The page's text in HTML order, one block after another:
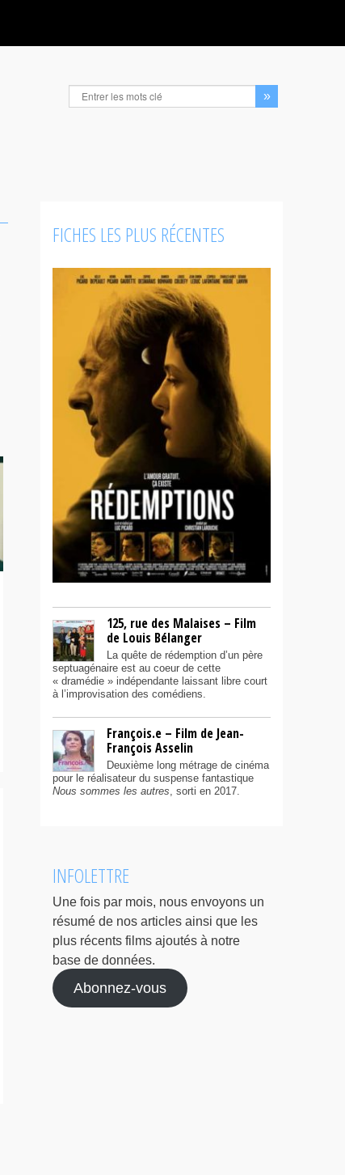
FICHES LES PLUS RÉCENTES
125, rue des Malaises – Film
de Louis Bélanger
La quête de rédemption d’un père
septuagénaire est au coeur de cette
« dramédie » indépendante laissant libre court
à l’improvisation des comédiens.
François.e – Film de Jean-
François Asselin
Deuxième long métrage de cinéma
pour le réalisateur du suspense fantastique
Nous sommes les autres, sorti en 2017.
INFOLETTRE
Une fois par mois, nous envoyons un
résumé de nos articles ainsi que les
plus récents films ajoutés à notre
base de données.
Abonnez-vous